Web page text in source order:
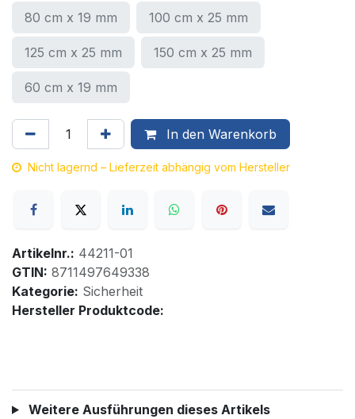
80 cm x 19 mm 100 cm x 25 mm
125 cm x 25 mm 150 cm x 25 mm
60 cm x 19 mm
In den Warenkorb
Nicht lagernd – Lieferzeit abhängig vom Hersteller
Artikelnr.: 44211-01
GTIN: 8711497649338
Kategorie: Sicherheit
Hersteller Produktcode:
Weitere Ausführungen dieses Artikels